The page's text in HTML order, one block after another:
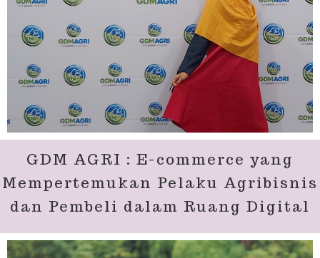
GDM AGRI : E-commerce yang
Mempertemukan Pelaku Agribisnis
dan Pembeli dalam Ruang Digital